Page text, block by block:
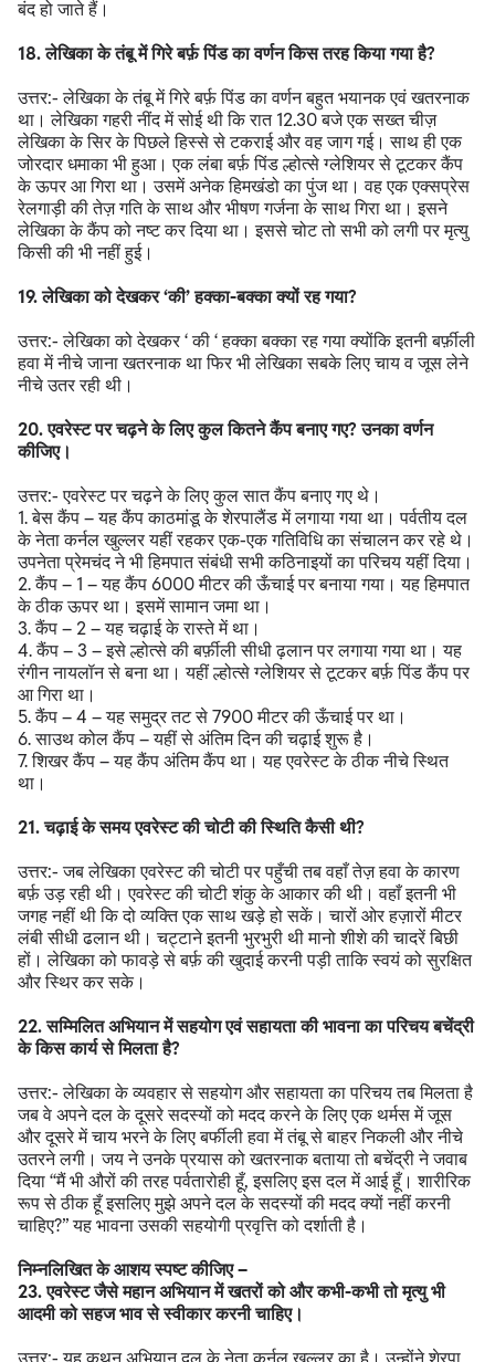
बंद हो जाते हैं।
18. लेखिका के तंबू में गिरे बर्फ़ पिंड का वर्णन किस तरह किया गया है?
उत्तर:- लेखिका के तंबू में गिरे बर्फ़ पिंड का वर्णन बहुत भयानक एवं खतरनाक
था। लेखिका गहरी नींद में सोई थी कि रात 12.30 बजे एक सख्त चीज़
लेखिका के सिर के पिछले हिस्से से टकराई और वह जाग गई। साथ ही एक
जोरदार धमाका भी हुआ। एक लंबा बर्फ़ पिंड ल्होत्से ग्लेशियर से टूटकर कैंप
के ऊपर आ गिरा था। उसमें अनेक हिमखंडो का पुंज था। वह एक एक्सप्रेस
रेलगाड़ी की तेज़ गति के साथ और भीषण गर्जना के साथ गिरा था। इसने
लेखिका के कैंप को नष्ट कर दिया था। इससे चोट तो सभी को लगी पर मृत्यु
किसी की भी नहीं हुई।
19. लेखिका को देखकर ‘की’ हक्का-बक्का क्यों रह गया?
उत्तर:- लेखिका को देखकर ‘ की ‘ हक्का बक्का रह गया क्योंकि इतनी बर्फ़ीली
हवा में नीचे जाना खतरनाक था फिर भी लेखिका सबके लिए चाय व जूस लेने
नीचे उतर रही थी।
20. एवरेस्ट पर चढ़ने के लिए कुल कितने कैंप बनाए गए? उनका वर्णन
कीजिए।
उत्तर:- एवरेस्ट पर चढ़ने के लिए कुल सात कैंप बनाए गए थे।
1. बेस कैंप – यह कैंप काठमांडू के शेरपालैंड में लगाया गया था। पर्वतीय दल
के नेता कर्नल खुल्लर यहीं रहकर एक-एक गतिविधि का संचालन कर रहे थे।
उपनेता प्रेमचंद ने भी हिमपात संबंधी सभी कठिनाइयों का परिचय यहीं दिया।
2. कैंप – 1 – यह कैंप 6000 मीटर की ऊँचाई पर बनाया गया। यह हिमपात
के ठीक ऊपर था। इसमें सामान जमा था।
3. कैंप – 2 – यह चढ़ाई के रास्ते में था।
4. कैंप – 3 – इसे ल्होत्से की बर्फ़ीली सीधी ढ़लान पर लगाया गया था। यह
रंगीन नायलॉन से बना था। यहीं ल्होत्से ग्लेशियर से टूटकर बर्फ़ पिंड कैंप पर
आ गिरा था।
5. कैंप – 4 – यह समुद्र तट से 7900 मीटर की ऊँचाई पर था।
6. साउथ कोल कैंप – यहीं से अंतिम दिन की चढ़ाई शुरू है।
7. शिखर कैंप – यह कैंप अंतिम कैंप था। यह एवरेस्ट के ठीक नीचे स्थित
था।
21. चढ़ाई के समय एवरेस्ट की चोटी की स्थिति कैसी थी?
उत्तर:- जब लेखिका एवरेस्ट की चोटी पर पहुँची तब वहाँ तेज़ हवा के कारण
बर्फ़ उड़ रही थी। एवरेस्ट की चोटी शंकु के आकार की थी। वहाँ इतनी भी
जगह नहीं थी कि दो व्यक्ति एक साथ खड़े हो सकें। चारों ओर हज़ारों मीटर
लंबी सीधी ढलान थी। चट्टाने इतनी भुरभुरी थी मानो शीशे की चादरें बिछी
हों। लेखिका को फावड़े से बर्फ़ की खुदाई करनी पड़ी ताकि स्वयं को सुरक्षित
और स्थिर कर सके।
22. सम्मिलित अभियान में सहयोग एवं सहायता की भावना का परिचय बचेंद्री
के किस कार्य से मिलता है?
उत्तर:- लेखिका के व्यवहार से सहयोग और सहायता का परिचय तब मिलता है
जब वे अपने दल के दूसरे सदस्यों को मदद करने के लिए एक थर्मस में जूस
और दूसरे में चाय भरने के लिए बर्फीली हवा में तंबू से बाहर निकली और नीचे
उतरने लगी। जय ने उनके प्रयास को खतरनाक बताया तो बचेंद्री ने जवाब
दिया “मैं भी औरों की तरह पर्वतारोही हूँ, इसलिए इस दल में आई हूँ। शारीरिक
रूप से ठीक हूँ इसलिए मुझे अपने दल के सदस्यों की मदद क्यों नहीं करनी
चाहिए?” यह भावना उसकी सहयोगी प्रवृत्ति को दर्शाती है।
निम्नलिखित के आशय स्पष्ट कीजिए –
23. एवरेस्ट जैसे महान अभियान में खतरों को और कभी-कभी तो मृत्यु भी
आदमी को सहज भाव से स्वीकार करनी चाहिए।